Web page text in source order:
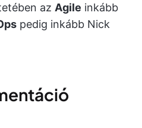
az Agile inkább
pedig inkább Nick